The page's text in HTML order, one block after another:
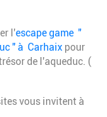
l'escape game "
" à Carhaix pour
de l'aqueduc. (
vous invitent à